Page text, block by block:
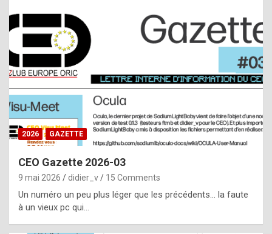
s
t
a
s
i
e
f
2026 GAZETTE
CEO Gazette 2026-03
9 mai 2026 didier_v 15 Comments
Un numéro un peu plus léger que les précédents… la faute
à un vieux pc qui…